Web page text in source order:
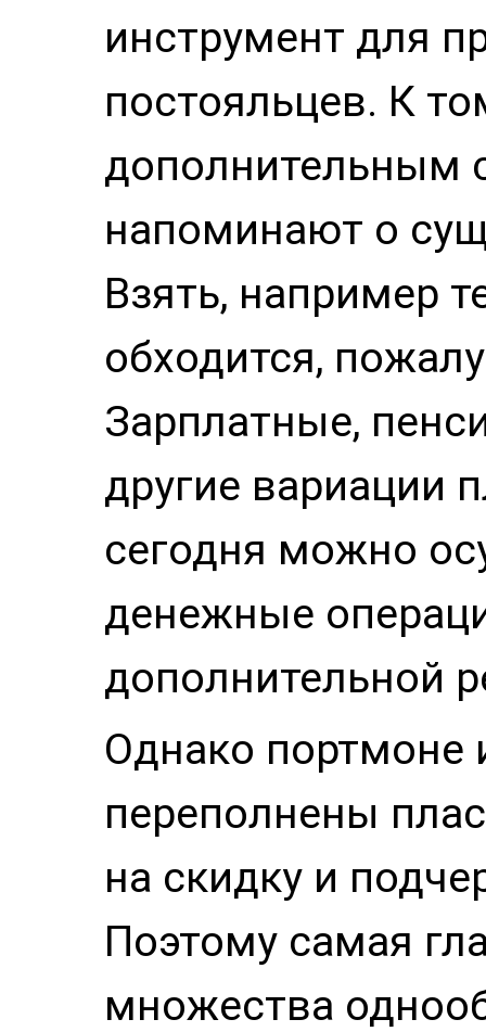
инструмент для
постояльцев. К
дополнительным
напоминают о
Взять, например
обходится,
Зарплатные,
другие вариации
сегодня можно
денежные
дополнительной
Однако портмоне
переполнены
на скидку и
Поэтому самая
множества